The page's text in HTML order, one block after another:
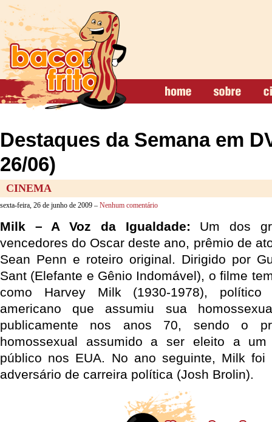
Destaques da Semana em
26/06)
CINEMA
sexta-feira, 26 de junho de 2009 – Nenhum comentário
Milk – A Voz da Igualdade: Um dos
vencedores do Oscar deste ano, prêmio de
Sean Penn e roteiro original. Dirigido por
Sant (Elefante e Gênio Indomável), o filme
como Harvey Milk (1930-1978), político
americano que assumiu sua
publicamente nos anos 70, sendo o
homossexual assumido a ser eleito a um
público nos EUA. No ano seguinte, Milk foi
adversário de carreira política (Josh Brolin).